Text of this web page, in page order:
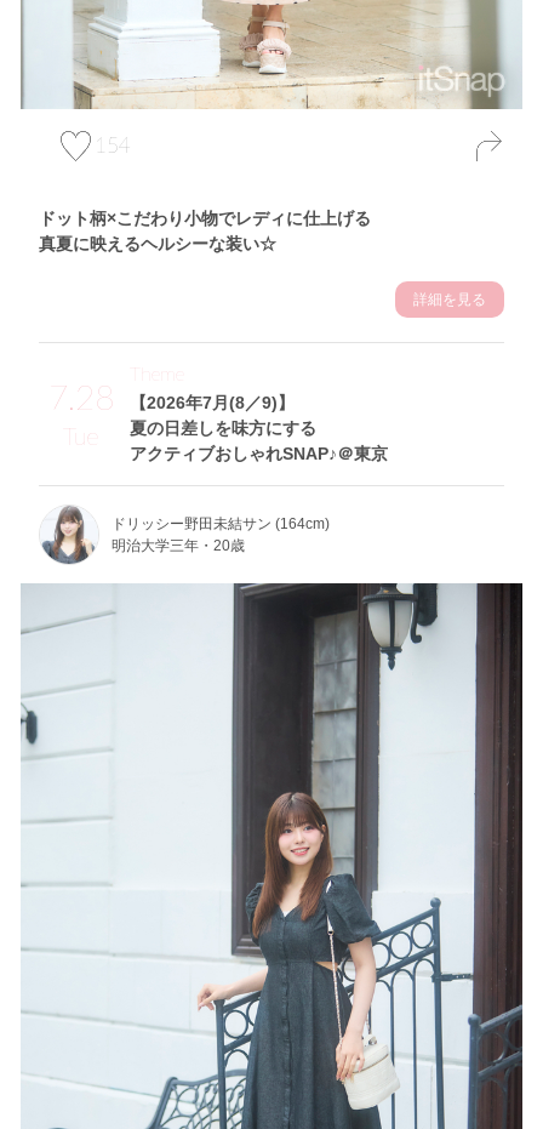
154
ドット柄×こだわり小物でレディに仕上げる
真夏に映えるヘルシーな装い☆
詳細を見る
7.28
Tue
【2026年7月(8／9)】
夏の日差しを味方にする
アクティブおしゃれSNAP♪＠東京
Theme
ドリッシー野田未結サン (164cm)
明治大学三年・20歳